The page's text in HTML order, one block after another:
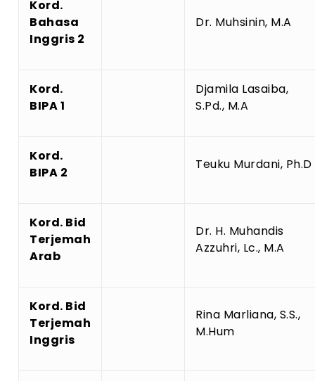
Kord.
Bahasa
Inggris 2
Dr. Muhsinin, M.A
Kord.
BIPA 1
Djamila Lasaiba,
S.Pd., M.A
Kord.
BIPA 2
Teuku Murdani, Ph.D
Kord. Bid
Terjemah
Arab
Dr. H. Muhandis
Azzuhri, Lc., M.A
Kord. Bid
Terjemah
Inggris
Rina Marliana, S.S.,
M.Hum